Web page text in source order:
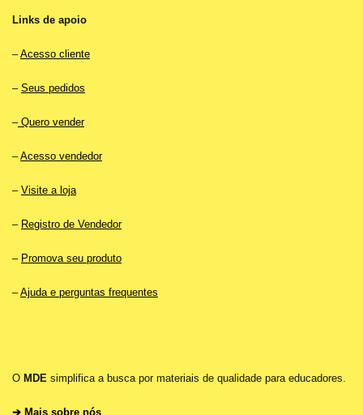
Links de apoio
–Acesso cliente
– Seus pedidos
–Quero vender
–Acesso vendedor
– Visite a loja
– Registro de Vendedor
– Promova seu produto
–Ajuda e perguntas frequentes
O MDE simplifica a busca por materiais de qualidade para educadores.
➔ Mais sobre nós